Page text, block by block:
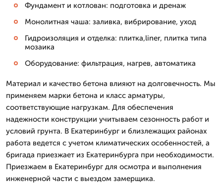
Фундамент и котлован: подготовка и дренаж
Монолитная чаша: заливка, вибрирование, уход
Гидроизоляция и отделка: плитка,liner, плитка типа
мозаика
Оборудование: фильтрация, нагрев, автоматика
Материал и качество бетона влияют на долговечность. Мы
применяем марки бетона и класс арматуры,
соответствующие нагрузкам. Для обеспечения
надежности конструкции учитываем сезонность работ и
условий грунта. В Екатеринбург и близлежащих районах
работа ведется с учетом климатических особенностей, а
бригада приезжает из Екатеринбурга при необходимости.
Приезжаем в Екатеринбург для осмотра и выполнения
инженерной части с выездом замерщика.